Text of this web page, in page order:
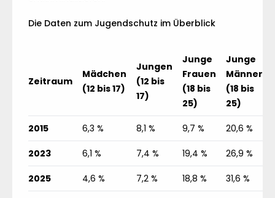
Die Daten zum Jugendschutz im Überblick
Zeitraum
Mädchen
(12 bis 17)
Jungen
(12 bis
17)
Junge
Frauen
(18 bis
25)
Junge
Männer
(18 bis
25)
2015 6,3 % 8,1 % 9,7 % 20,6 %
2023 6,1 % 7,4 % 19,4 % 26,9 %
2025 4,6 % 7,2 % 18,8 % 31,6 %